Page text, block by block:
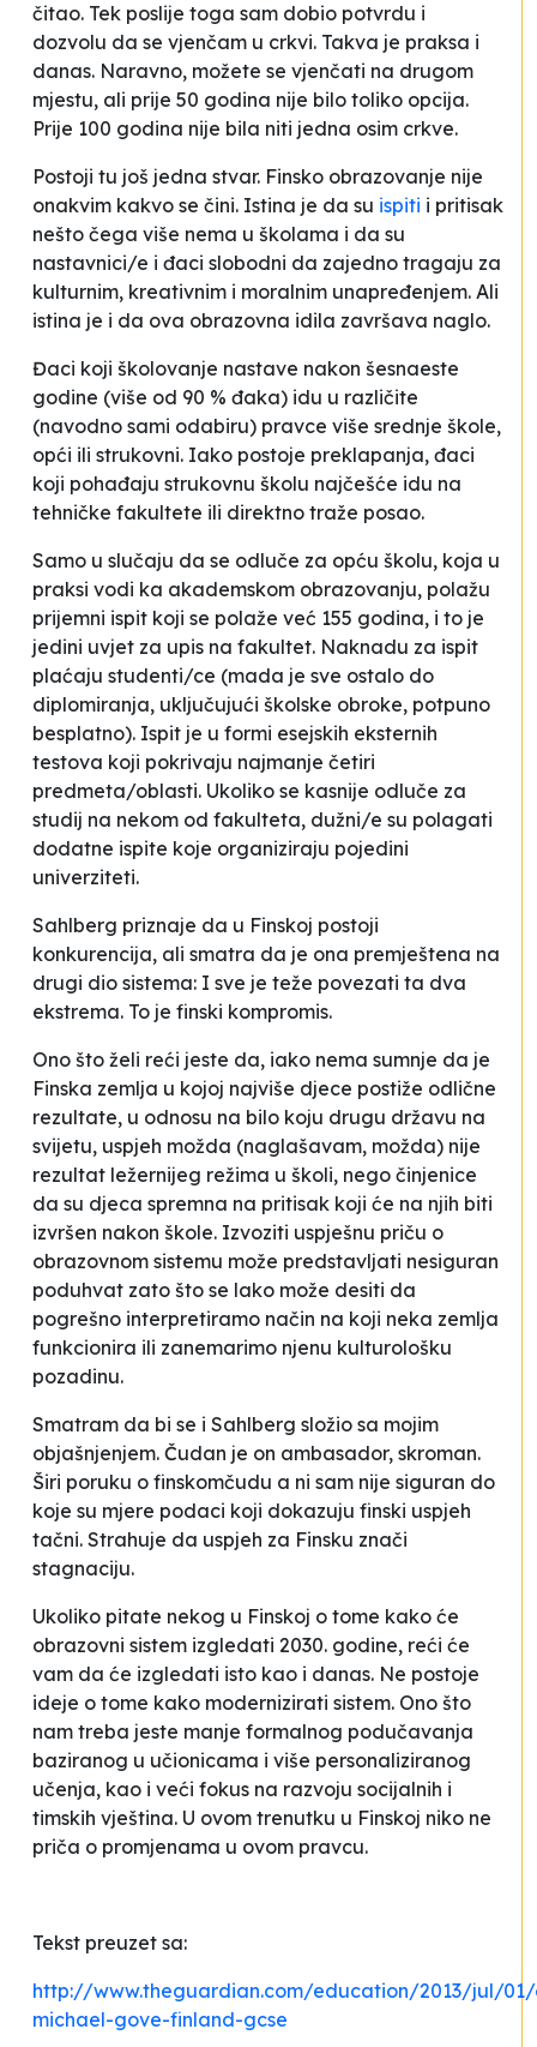
čitao. Tek poslije toga sam dobio potvrdu i
dozvolu da se vjenčam u crkvi. Takva je praksa i
danas. Naravno, možete se vjenčati na drugom
mjestu, ali prije 50 godina nije bilo toliko opcija.
Prije 100 godina nije bila niti jedna osim crkve.
Postoji tu još jedna stvar. Finsko obrazovanje nije
onakvim kakvo se čini. Istina je da su ispiti i pritisak
nešto čega više nema u školama i da su
nastavnici/e i đaci slobodni da zajedno tragaju za
kulturnim, kreativnim i moralnim unapređenjem. Ali
istina je i da ova obrazovna idila završava naglo.
Đaci koji školovanje nastave nakon šesnaeste
godine (više od 90 % đaka) idu u različite
(navodno sami odabiru) pravce više srednje škole,
opći ili strukovni. Iako postoje preklapanja, đaci
koji pohađaju strukovnu školu najčešće idu na
tehničke fakultete ili direktno traže posao.
Samo u slučaju da se odluče za opću školu, koja u
praksi vodi ka akademskom obrazovanju, polažu
prijemni ispit koji se polaže već 155 godina, i to je
jedini uvjet za upis na fakultet. Naknadu za ispit
plaćaju studenti/ce (mada je sve ostalo do
diplomiranja, uključujući školske obroke, potpuno
besplatno). Ispit je u formi esejskih eksternih
testova koji pokrivaju najmanje četiri
predmeta/oblasti. Ukoliko se kasnije odluče za
studij na nekom od fakulteta, dužni/e su polagati
dodatne ispite koje organiziraju pojedini
univerziteti.
Sahlberg priznaje da u Finskoj postoji
konkurencija, ali smatra da je ona premještena na
drugi dio sistema: I sve je teže povezati ta dva
ekstrema. To je finski kompromis.
Ono što želi reći jeste da, iako nema sumnje da je
Finska zemlja u kojoj najviše djece postiže odlične
rezultate, u odnosu na bilo koju drugu državu na
svijetu, uspjeh možda (naglašavam, možda) nije
rezultat ležernijeg režima u školi, nego činjenice
da su djeca spremna na pritisak koji će na njih biti
izvršen nakon škole. Izvoziti uspješnu priču o
obrazovnom sistemu može predstavljati nesiguran
poduhvat zato što se lako može desiti da
pogrešno interpretiramo način na koji neka zemlja
funkcionira ili zanemarimo njenu kulturološku
pozadinu.
Smatram da bi se i Sahlberg složio sa mojim
objašnjenjem. Čudan je on ambasador, skroman.
Širi poruku o finskomčudu a ni sam nije siguran do
koje su mjere podaci koji dokazuju finski uspjeh
tačni. Strahuje da uspjeh za Finsku znači
stagnaciju.
Ukoliko pitate nekog u Finskoj o tome kako će
obrazovni sistem izgledati 2030. godine, reći će
vam da će izgledati isto kao i danas. Ne postoje
ideje o tome kako modernizirati sistem. Ono što
nam treba jeste manje formalnog podučavanja
baziranog u učionicama i više personaliziranog
učenja, kao i veći fokus na razvoju socijalnih i
timskih vještina. U ovom trenutku u Finskoj niko ne
priča o promjenama u ovom pravcu.
Tekst preuzet sa:
http://www.theguardian.com/education/2013/jul/
michael-gove-finland-gcse